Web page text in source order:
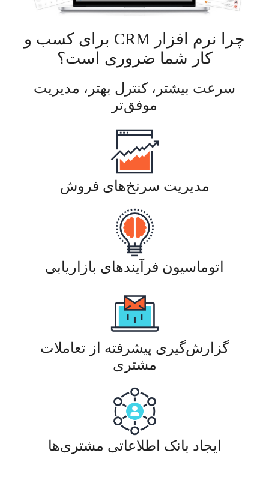
چرا نرم افزار CRM برای کسب‌ و
کار شما ضروری است؟
سرعت بیشتر، کنترل بهتر، مدیریت
موفق‌تر
مدیریت سرنخ‌های فروش
اتوماسیون فرآیندهای بازاریابی
گزارش‌گیری پیشرفته از تعاملات
مشتری
ایجاد بانک اطلاعاتی مشتری‌ها